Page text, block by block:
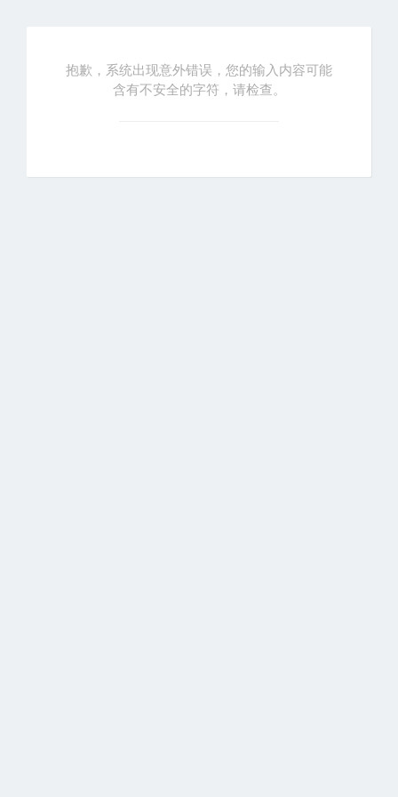
抱歉，系统出现意外错误，您的输入内容可能
含有不安全的字符，请检查。